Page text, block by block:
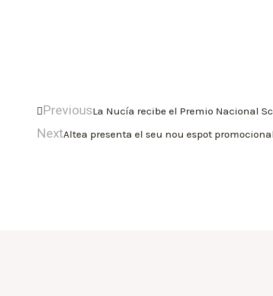
PreviousLa Nucía recibe el Premio Nacional
NextAltea presenta el seu nou espot promocional